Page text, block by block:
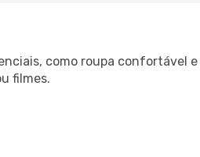
como roupa confortável
filmes.